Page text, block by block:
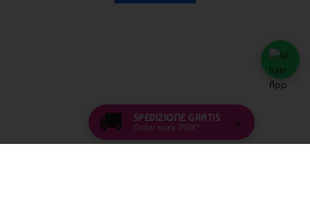
🚚 SPEDIZIONE GRATIS
Ordini sopra 200€* ×